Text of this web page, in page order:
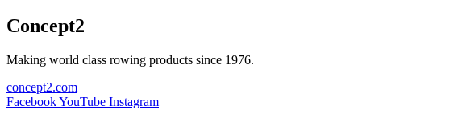
Concept2
Making world class rowing products since 1976.
concept2.com
FacebookYouTube Instagram